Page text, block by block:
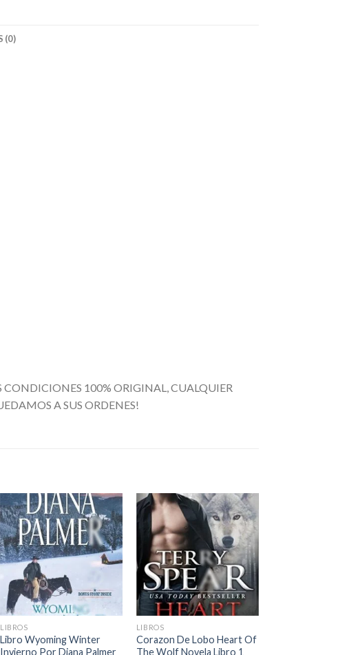
(0)
100% ORIGINAL, CUALQUIER
A SUS ORDENES!
Añadir
a la
lista de
deseos
+
LIBROS
Libro Wyoming Winter
Invierno Por Diana Palmer
Añadir
a la
lista de
deseos
+
LIBROS
Corazon De Lobo Heart Of
The Wolf Novela Libro 1